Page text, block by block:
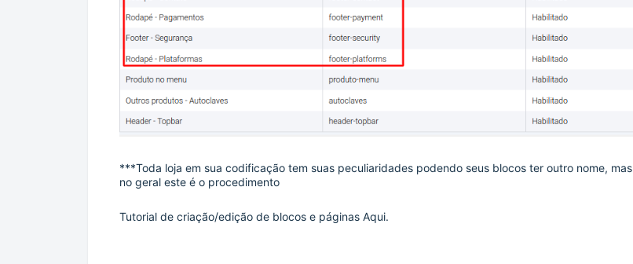
***Toda loja em sua codificação tem suas peculiaridades podendo seus blocos ter outro nome, mas
no geral este é o procedimento
Tutorial de criação/edição de blocos e páginas Aqui.